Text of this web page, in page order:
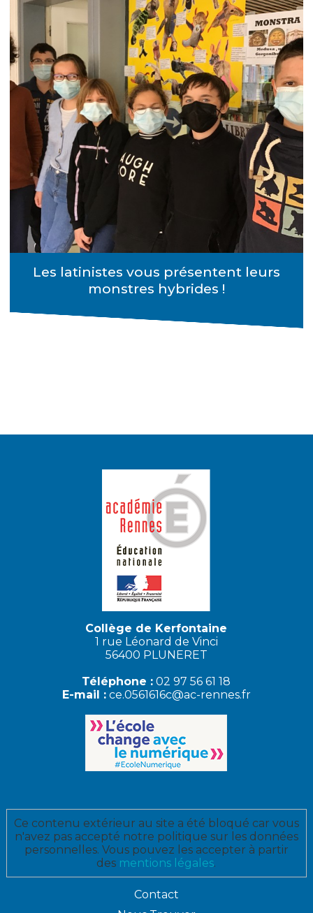
Les latinistes vous présentent leurs
monstres hybrides !
Collège de Kerfontaine
1 rue Léonard de Vinci
56400 PLUNERET
Téléphone : 02 97 56 61 18
E-mail : ce.0561616c@ac-rennes.fr
Ce contenu extérieur au site a été bloqué car vous
n'avez pas accepté notre politique sur les données
personnelles. Vous pouvez les accepter à partir
des mentions légales.
Contact